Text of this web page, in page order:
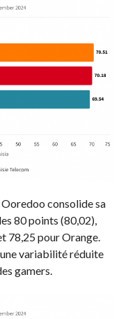
consolide sa
80 points (80,02),
78,25 pour Orange.
variabilité réduite
gamers.